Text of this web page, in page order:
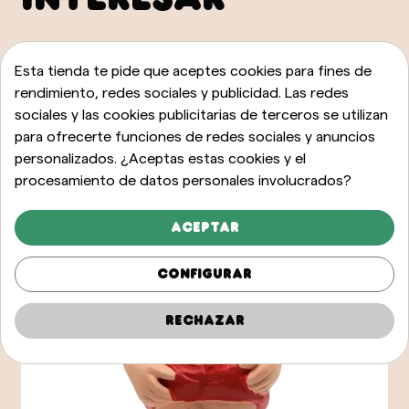
Esta tienda te pide que aceptes cookies para fines de
rendimiento, redes sociales y publicidad. Las redes
sociales y las cookies publicitarias de terceros se utilizan
para ofrecerte funciones de redes sociales y anuncios
personalizados. ¿Aceptas estas cookies y el
procesamiento de datos personales involucrados?
Aceptar
Configurar
Rechazar